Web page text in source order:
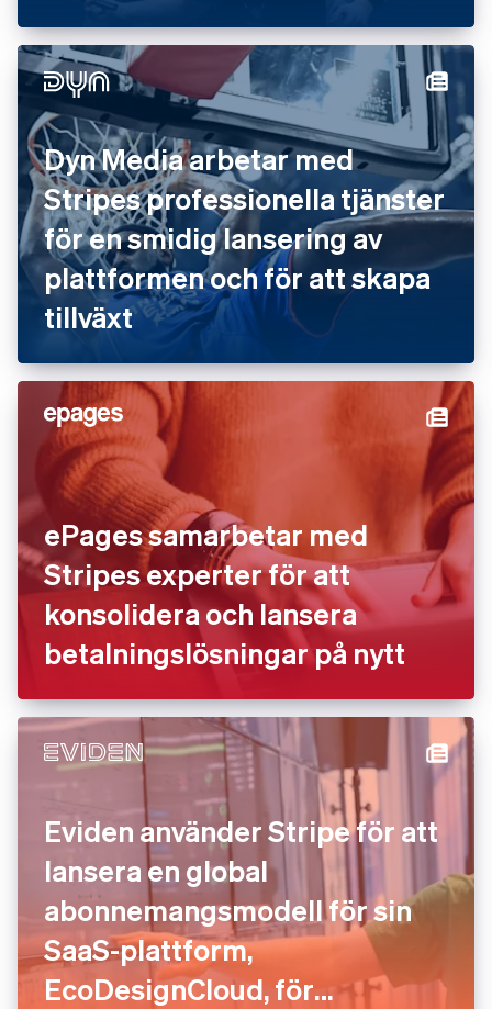
Dyn Media arbetar med
Stripes professionella tjänster
för en smidig lansering av
plattformen och för att skapa
tillväxt
ePages samarbetar med
Stripes experter för att
konsolidera och lansera
betalningslösningar på nytt
Eviden använder Stripe för att
lansera en global
abonnemangsmodell för sin
SaaS-plattform,
EcoDesignCloud, för